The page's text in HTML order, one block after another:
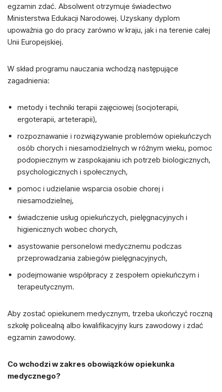
egzamin zdać. Absolwent otrzymuje świadectwo
Ministerstwa Edukacji Narodowej. Uzyskany dyplom
upoważnia go do pracy zarówno w kraju, jak i na terenie całej
Unii Europejskiej.
W skład programu nauczania wchodzą następujące
zagadnienia:
metody i techniki terapii zajęciowej (socjoterapii,
ergoterapii, arteterapii),
rozpoznawanie i rozwiązywanie problemów opiekuńczych
osób chorych i niesamodzielnych w różnym wieku, pomoc
podopiecznym w zaspokajaniu ich potrzeb biologicznych,
psychologicznych i społecznych,
pomoc i udzielanie wsparcia osobie chorej i
niesamodzielnej,
świadczenie usług opiekuńczych, pielęgnacyjnych i
higienicznych wobec chorych,
asystowanie personelowi medycznemu podczas
przeprowadzania zabiegów pielęgnacyjnych,
podejmowanie współpracy z zespołem opiekuńczym i
terapeutycznym.
Aby zostać opiekunem medycznym, trzeba ukończyć roczną
szkołę policealną albo kwalifikacyjny kurs zawodowy i zdać
egzamin zawodowy.
Co wchodzi w zakres obowiązków opiekunka
medycznego?